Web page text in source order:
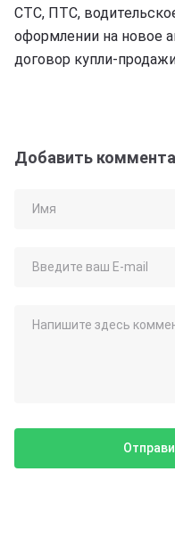
СТС, ПТС,
оформлении на новое
договор купли-
Добавить